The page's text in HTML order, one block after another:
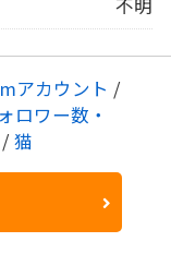
不明
アカウント /
ロワー数・
/ 猫